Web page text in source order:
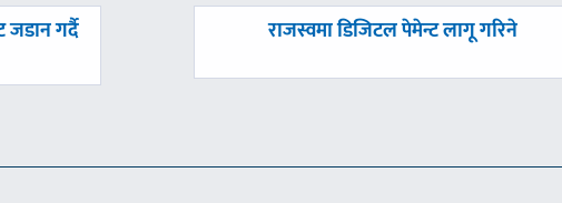
जडान गर्दै
अघिल्लाे
राजस्वमा डिजिटल पेमेन्ट लागू गरिने